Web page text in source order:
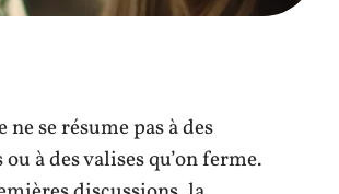
se résume pas à des
à des valises qu’on ferme.